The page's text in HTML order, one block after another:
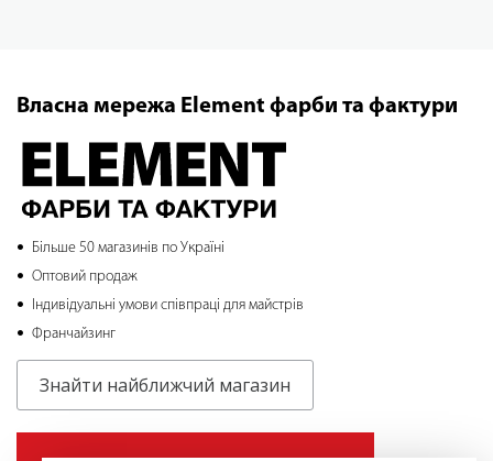
Власна мережа Element фарби та фактури
Більше 50 магазинів по Україні
Оптовий продаж
Індивідуальні умови співпраці для майстрів
Франчайзинг
Знайти найближчий магазин